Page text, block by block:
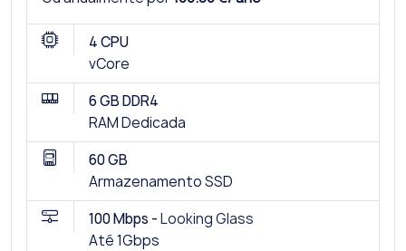
4 CPU
vCore
6 GB DDR4
RAM Dedicada
60 GB
Armazenamento SSD
100 Mbps -Looking Glass
Até 1Gbps